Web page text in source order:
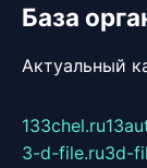
База
Актуальный
133chel.ru
3-d-file.ru3d-